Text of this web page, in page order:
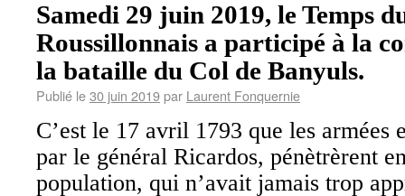
Samedi 29 juin 2019, le Temps
Roussillonnais a participé à la
la bataille du Col de Banyuls.
Publié le30 juin 2019par Laurent Fonquernie
C’est le 17 avril 1793 que les armées
par le général Ricardos, pénètrèrent
population, qui n’avait jamais trop